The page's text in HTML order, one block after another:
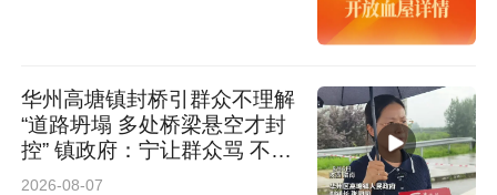
华州高塘镇封桥引群众不理解
“道路坍塌 多处桥梁悬空才封
控” 镇政府：宁让群众骂 不让
群众哭
2026-08-07